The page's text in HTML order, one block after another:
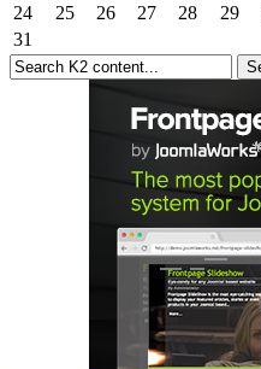
24
25 26 27 28 29
31